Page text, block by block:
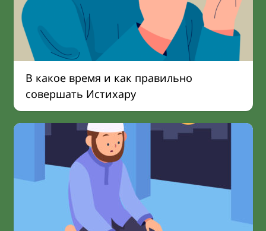
В какое время и как правильно
совершать Истихару